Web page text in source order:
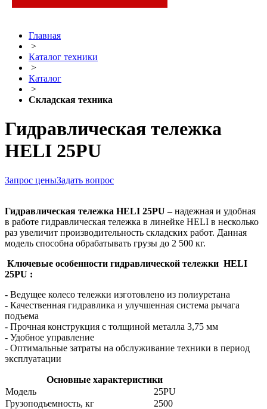
Главная
>
Каталог техники
>
Каталог
>
Складская техника
Гидравлическая тележка
HELI 25PU
Запрос ценыЗадать вопрос
Гидравлическая тележка HELI 25PU –надежная и удобная
в работе гидравлическая тележка в линейке HELI в несколько
раз увеличит производительность складских работ. Данная
модель способна обрабатывать грузы до 2 500 кг.
Ключевые особенности гидравлической тележки HELI
25PU :
- Ведущее колесо тележки изготовлено из полиуретана
- Качественная гидравлика и улучшенная система рычага
подъема
- Прочная конструкция с толщиной металла 3,75 мм
- Удобное управление
- Оптимальные затраты на обслуживание техники в период
эксплуатации
Основные характеристики
Модель
25PU
Грузоподъемность, кг
2500